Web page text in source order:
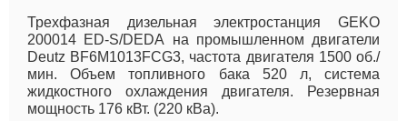
Трехфазная дизельная электростанция GEKO
200014 ED-S/DEDA на промышленном двигатели
Deutz BF6M1013FCG3, частота двигателя 1500 об./
мин. Объем топливного бака 520 л, система
жидкостного охлаждения двигателя. Резервная
мощность 176 кВт. (220 кВа).